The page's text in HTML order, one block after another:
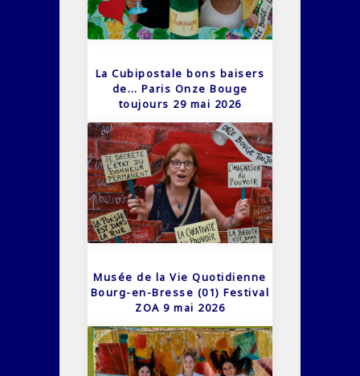
La Cubipostale bons baisers
de… Paris Onze Bouge
toujours 29 mai 2026
Musée de la Vie Quotidienne
Bourg-en-Bresse (01) Festival
ZOA 9 mai 2026